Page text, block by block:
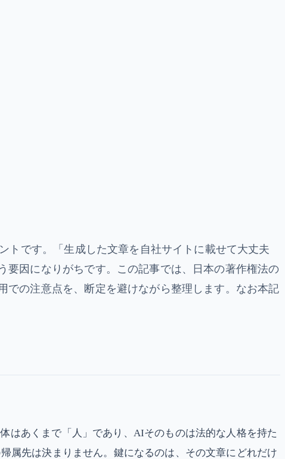
トです。「生成した文章を自社サイトに載せて大丈夫
因になりがちです。この記事では、日本の著作権法の
の注意点を、断定を避けながら整理します。なお本記
はあくまで「人」であり、AIそのものは法的な人格を持た
属先は決まりません。鍵になるのは、その文章にどれだけ